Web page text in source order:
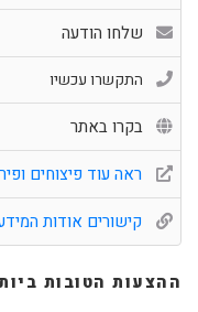
שלחו הודעה
התקשרו עכשיו
בקרו באתר
ראה עוד פיצוחים
קישורים אודות
ההצעות הטובות